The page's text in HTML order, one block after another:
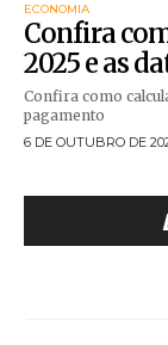
ECONOMIA
Confira
2025 e as
Confira como
pagamento
6 DE OUTUBRO DE